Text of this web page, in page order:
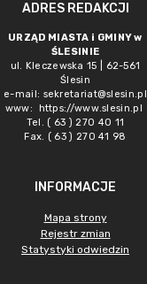
ADRES REDAKCJI
URZĄD MIASTA i GMINY w
ŚLESINIE
ul. Kleczewska 15 | 62-561
Ślesin
e-mail: sekretariat@slesin.pl
www:
https://www.slesin.pl
Tel. ( 63 ) 270 40 11
Fax. ( 63 ) 270 41 98
INFORMACJE
Mapa strony
Rejestr zmian
Statystyki odwiedzin